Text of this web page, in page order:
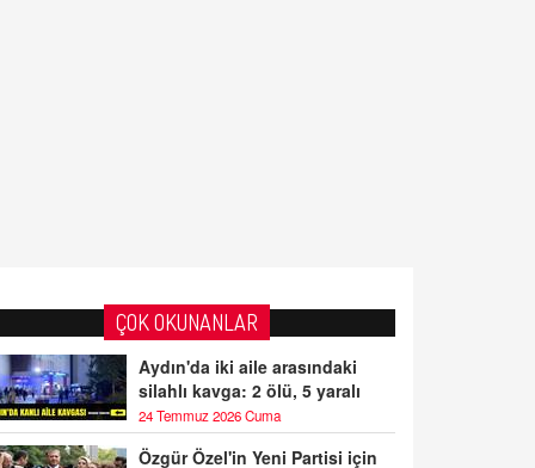
ÇOK OKUNANLAR
Aydın'da iki aile arasındaki
silahlı kavga: 2 ölü, 5 yaralı
24 Temmuz 2026 Cuma
Özgür Özel'in Yeni Partisi için